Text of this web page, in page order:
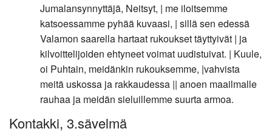
Jumalansynnyttäjä, Neitsyt, | me iloitsemme
katsoessamme pyhää kuvaasi, | sillä sen edessä
Valamon saarella hartaat rukoukset täyttyivät | ja
kilvoittelijoiden ehtyneet voimat uudistuivat. | Kuule,
oi Puhtain, meidänkin rukouksemme, |vahvista
meitä uskossa ja rakkaudessa || anoen maailmalle
rauhaa ja meidän sieluillemme suurta armoa.
Kontakki, 3.sävelmä